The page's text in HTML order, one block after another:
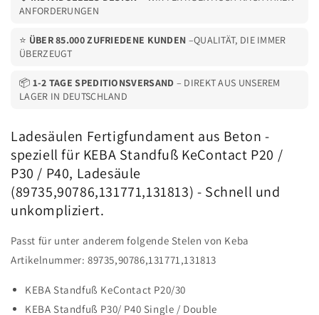
ANFORDERUNGEN
⭐ ÜBER 85.000 ZUFRIEDENE KUNDEN –QUALITÄT, DIE IMMER
ÜBERZEUGT
📦 1-2 TAGE SPEDITIONSVERSAND – DIREKT AUS UNSEREM
LAGER IN DEUTSCHLAND
Ladesäulen Fertigfundament aus Beton -
speziell für KEBA Standfuß KeContact P20 /
P30 / P40, Ladesäule
(89735,90786,131771,131813) - Schnell und
unkompliziert.
Passt für unter anderem folgende Stelen von Keba
Artikelnummer: 89735,90786,131771,131813
KEBA Standfuß KeContact P20/30
KEBA Standfuß P30/ P40 Single / Double